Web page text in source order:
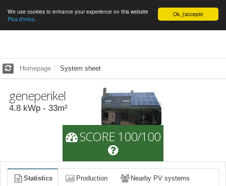
English Ok, j'accepte
We use cookies to enhance your experience on this website
Plus d'infos.
Homepage System sheet
geneperikel
4.8 kWp - 33m²
SCORE 100/100
Statistics Production Nearby PV systems